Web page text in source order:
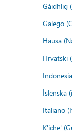
Gàidhlig
Galego
Hausa
Hrvatski
Íslenska
Italiano
K'iche'